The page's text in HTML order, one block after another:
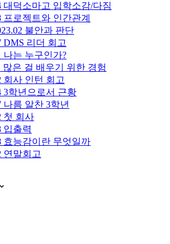
대덕소마고 입학소감/다짐
프로젝트와 인간관계
불안과 판단
DMS 리더 회고
나는 누구인가?
많은 걸 배우기 위한 경험
회사 인턴 회고
3학년으로서 근황
나름 알찬 3학년
첫 회사
입출력
효능감이란 무엇일까
연말회고